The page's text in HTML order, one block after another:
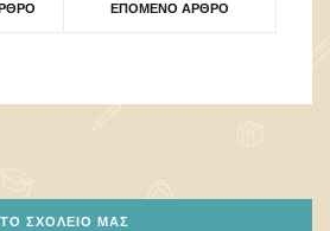
ΕΠΌΜΕΝΟ ΆΡΘΡΟ
ΤΟ ΣΧΟΛΕΊΟ ΜΑΣ